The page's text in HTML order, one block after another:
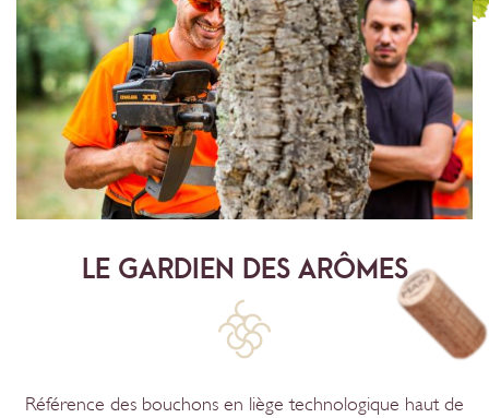
LE GARDIEN DES ARÔMES
Référence des bouchons en liège technologique haut de